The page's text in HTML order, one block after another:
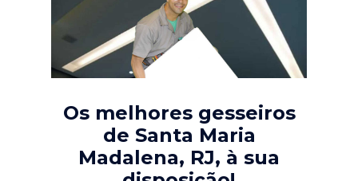
REFORMA
Os melhores gesseiros
de Santa Maria
Madalena, RJ, à sua